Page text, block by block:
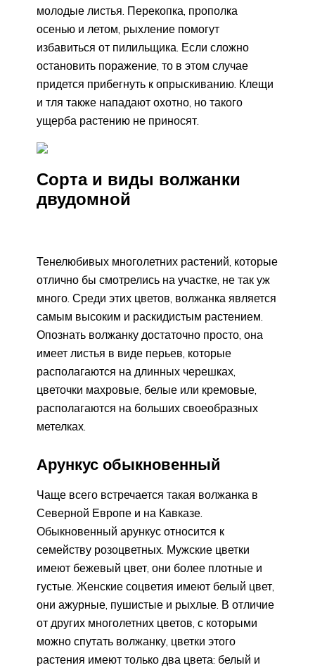
молодые листья. Перекопка, прополка
осенью и летом, рыхление помогут
избавиться от пилильщика. Если сложно
остановить поражение, то в этом случае
придется прибегнуть к опрыскиванию. Клещи
и тля также нападают охотно, но такого
ущерба растению не приносят.
Сорта и виды волжанки
двудомной
Тенелюбивых многолетних растений, которые
отлично бы смотрелись на участке, не так уж
много. Среди этих цветов, волжанка является
самым высоким и раскидистым растением.
Опознать волжанку достаточно просто, она
имеет листья в виде перьев, которые
располагаются на длинных черешках,
цветочки махровые, белые или кремовые,
располагаются на больших своеобразных
метелках.
Арункус обыкновенный
Чаще всего встречается такая волжанка в
Северной Европе и на Кавказе.
Обыкновенный арункус относится к
семейству розоцветных. Мужские цветки
имеют бежевый цвет, они более плотные и
густые. Женские соцветия имеют белый цвет,
они ажурные, пушистые и рыхлые. В отличие
от других многолетних цветов, с которыми
можно спутать волжанку, цветки этого
растения имеют только два цвета: белый и